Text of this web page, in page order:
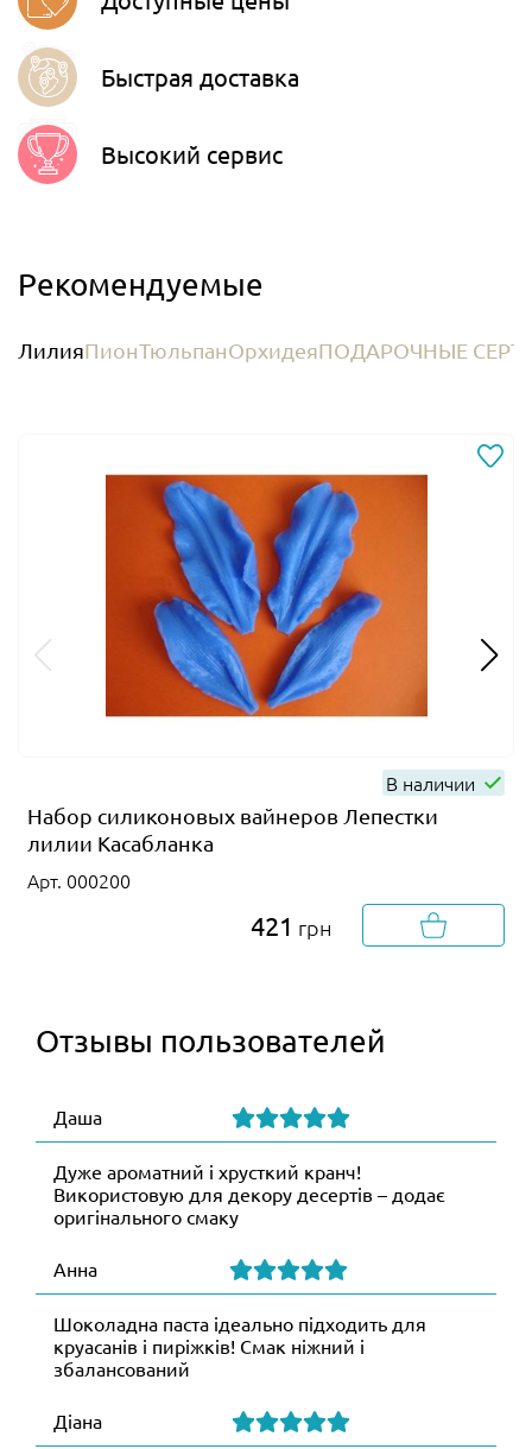
Быстрая доставка
Высокий сервис
Рекомендуемые
ЛилияПионТюльпанОрхидеяПОДАРОЧНЫЕ
В наличии
Набор силиконовых вайнеров Лепестки
лилии Касабланка
Арт. 000200
421 грн
Отзывы пользователей
Даша
Дуже ароматний і хрусткий кранч!
Використовую для декору десертів – додає
оригінального смаку
Анна
Шоколадна паста ідеально підходить для
круасанів і пиріжків! Смак ніжний і
збалансований
Діана